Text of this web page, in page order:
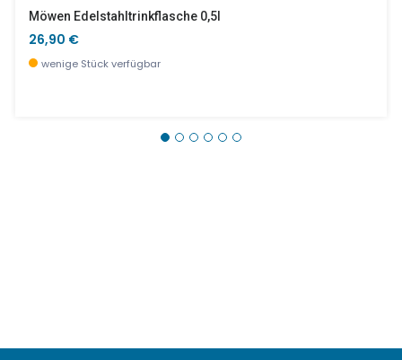
Möwen Edelstahltrinkflasche 0,5l
26,90 €
wenige Stück verfügbar